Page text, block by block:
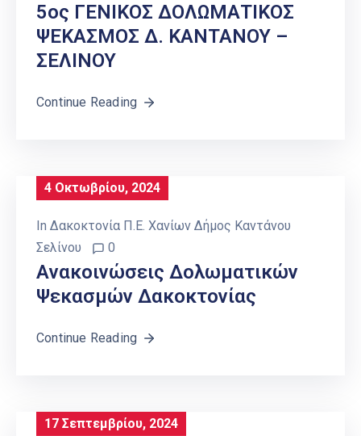
5ος ΓΕΝΙΚΟΣ ΔΟΛΩΜΑΤΙΚΟΣ
ΨΕΚΑΣΜΟΣ Δ. ΚΑΝΤΑΝΟΥ –
ΣΕΛΙΝΟΥ
Continue Reading
4 Οκτωβρίου, 2024
In Δακοκτονία Π.Ε. Χανίων Δήμος Καντάνου
Σελίνου
0
Aνακοινώσεις Δολωματικών
Ψεκασμών Δακοκτονίας
Continue Reading
17 Σεπτεμβρίου, 2024